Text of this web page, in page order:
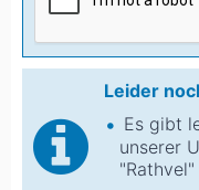
Leider
Es gibt
unserer
"Rathvel"